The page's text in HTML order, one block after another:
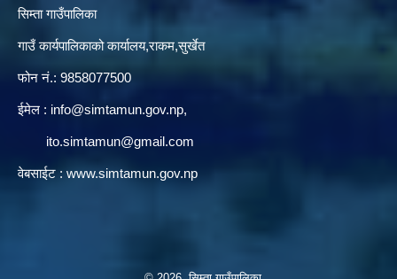
सिम्ता गाउँपालिका
गाउँ कार्यपालिकाको कार्यालय,राकम,सुर्खेत
फोन नं.: 9858077500
ईमेल‌ : info@simtamun.gov.np,
ito.simtamun@gmail.com
वेबसाईट : www.simtamun.gov.np